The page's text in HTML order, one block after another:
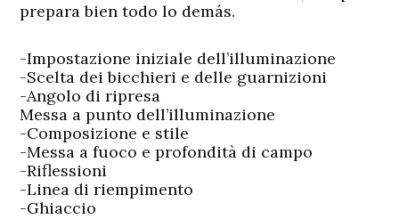
prepara bien todo lo demás.
-Impostazione iniziale dell’illuminazione
-Scelta dei bicchieri e delle guarnizioni
-Angolo di ripresa
Messa a punto dell’illuminazione
-Composizione e stile
-Messa a fuoco e profondità di campo
-Riflessioni
-Linea di riempimento
-Ghiaccio